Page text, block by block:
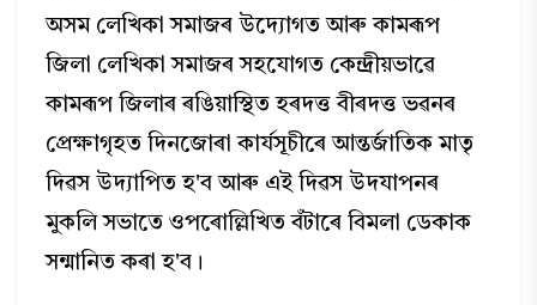
অসম লেখিকা সমাজৰ উদ্যোগত আৰু কামৰূপ
জিলা লেখিকা সমাজৰ সহযোগত কেন্দ্ৰীয়ভাৱে
কামৰূপ জিলাৰ ৰঙিয়াস্থিত হৰদত্ত বীৰদত্ত ভৱনৰ
প্ৰেক্ষাগৃহত দিনজোৰা কাৰ্যসূচীৰে আন্তৰ্জাতিক মাতৃ
দিৱস উদ্যাপিত হ'ব আৰু এই দিৱস উদযাপনৰ
মুকলি সভাতে ওপৰোল্লিখিত বঁটাৰে বিমলা ডেকাক
সন্মানিত কৰা হ'ব।